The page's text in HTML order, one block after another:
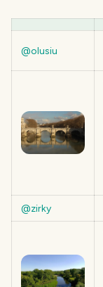
@olusiu
@zirky